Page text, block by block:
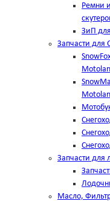
Ремни
ЗиП
Запчасти для
Запчасти для
Масло,